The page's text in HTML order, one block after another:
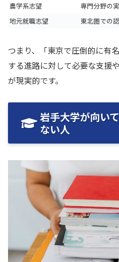
農学系志望
専門分野の
地元就職志望
東北圏での
つまり、「東京で圧倒的に有
する進路に対して必要な支援
が現実的です。
岩手大学が向い
ない人